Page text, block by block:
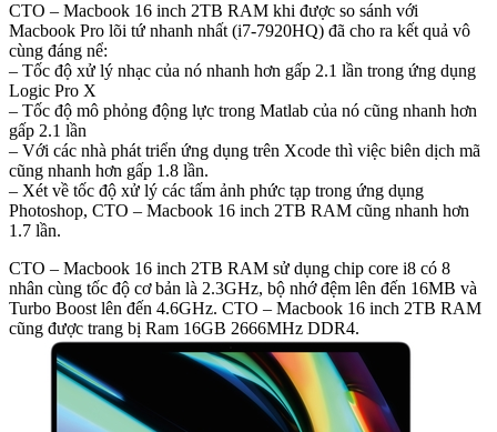
CTO – Macbook 16 inch 2TB RAM khi được so sánh với
Macbook Pro lõi tứ nhanh nhất (i7-7920HQ) đã cho ra kết quả vô
cùng đáng nể:
– Tốc độ xử lý nhạc của nó nhanh hơn gấp 2.1 lần trong ứng dụng
Logic Pro X
– Tốc độ mô phỏng động lực trong Matlab của nó cũng nhanh hơn
gấp 2.1 lần
– Với các nhà phát triển ứng dụng trên Xcode thì việc biên dịch mã
cũng nhanh hơn gấp 1.8 lần.
– Xét về tốc độ xử lý các tấm ảnh phức tạp trong ứng dụng
Photoshop, CTO – Macbook 16 inch 2TB RAM cũng nhanh hơn
1.7 lần.
CTO – Macbook 16 inch 2TB RAM sử dụng chip core i8 có 8
nhân cùng tốc độ cơ bản là 2.3GHz, bộ nhớ đệm lên đến 16MB và
Turbo Boost lên đến 4.6GHz. CTO – Macbook 16 inch 2TB RAM
cũng được trang bị Ram 16GB 2666MHz DDR4.